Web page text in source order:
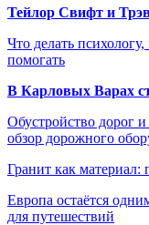
Тейлор Свифт и
Что делать психологу,
помогать
В Карловых Варах
Обустройство дорог
обзор дорожного
Гранит как материал:
Европа остаётся
для путешествий